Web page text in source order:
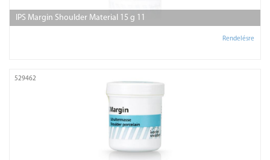
IPS Margin Shoulder Material 15 g 11
Rendelésre
529462